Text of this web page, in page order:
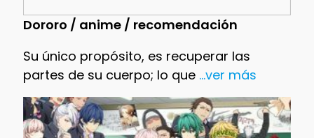
Dororo / anime / recomendación
Su único propósito, es recuperar las
partes de su cuerpo; lo que...ver más